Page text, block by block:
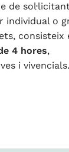
de
individual o
consisteix
4 hores,
i vivencials.